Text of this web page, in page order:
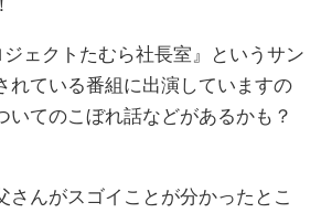
ェクトたむら社長室』というサン
れている番組に出演していますの
いてのこぼれ話などがあるかも？
さんがスゴイことが分かったとこ